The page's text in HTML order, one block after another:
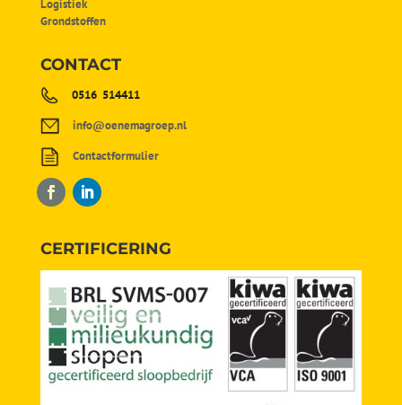
Logistiek
Grondstoffen
CONTACT
0516 514411
info@oenemagroep.nl
Contactformulier
CERTIFICERING